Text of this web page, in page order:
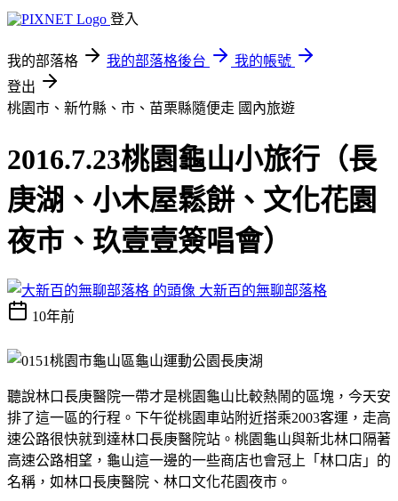
登入
我的部落格 我的部落格後台
我的帳號
登出
桃園市、新竹縣、市、苗栗縣隨便走 國內旅遊
2016.7.23桃園龜山小旅行（長
庚湖、小木屋鬆餅、文化花園
夜市、玖壹壹簽唱會）
大新百的無聊部落格
10年前
聽說林口長庚醫院一帶才是桃園龜山比較熱鬧的區塊，今天安
排了這一區的行程。下午從桃園車站附近搭乘2003客運，走高
速公路很快就到達林口長庚醫院站。桃園龜山與新北林口隔著
高速公路相望，龜山這一邊的一些商店也會冠上「林口店」的
名稱，如林口長庚醫院、林口文化花園夜市。